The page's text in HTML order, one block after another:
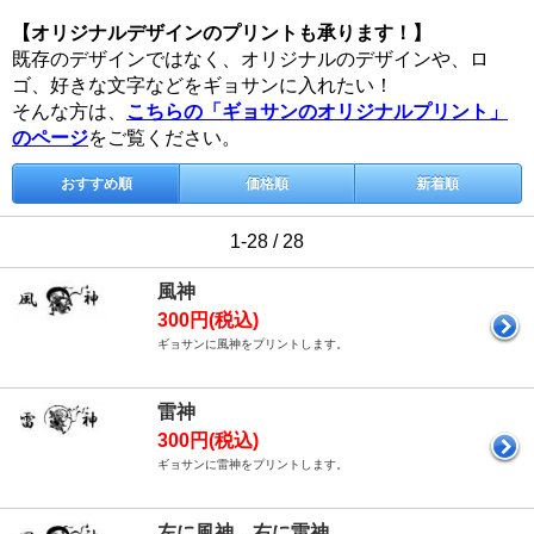
【オリジナルデザインのプリントも承ります！】
既存のデザインではなく、オリジナルのデザインや、ロ
ゴ、好きな文字などをギョサンに入れたい！
そんな方は、 こちらの「ギョサンのオリジナルプリント」
のページをご覧ください。
おすすめ順 価格順 新着順
1-28 / 28
風神
300円(税込)
ギョサンに風神をプリントします。
雷神
300円(税込)
ギョサンに雷神をプリントします。